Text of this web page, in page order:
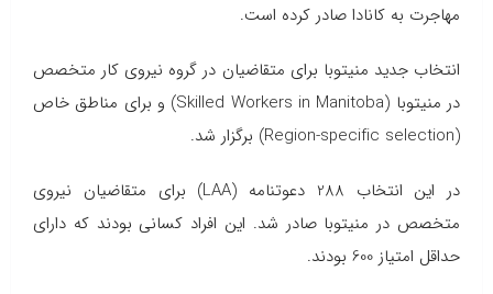
مهاجرت به کانادا صادر کرده است.
انتخاب جدید منیتوبا برای متقاضیان در گروه نیروی کار متخصص
در منیتوبا (Skilled Workers in Manitoba) و برای مناطق خاص
(Region-specific selection) برگزار شد.
در این انتخاب 288 دعوتنامه (LAA) برای متقاضیان نیروی
متخصص در منیتوبا صادر شد. این افراد کسانی بودند که دارای
حداقل امتیاز 600 بودند.